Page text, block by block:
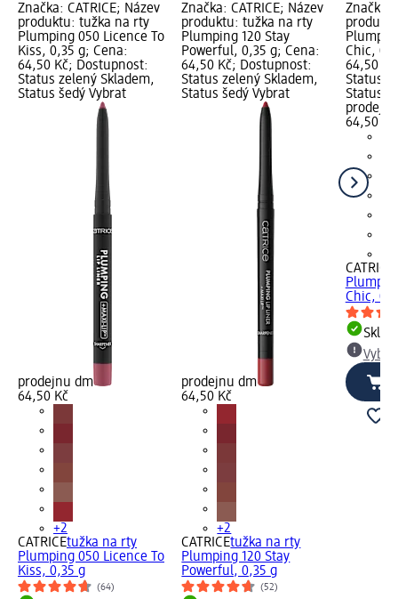
Značka: CATRICE; Název
produktu: tužka na rty
Plumping 050 Licence To
Kiss, 0,35 g; Cena:
64,50 Kč; Dostupnost:
Status zelený Skladem,
Status šedý Vybrat
prodejnu dm
64,50 Kč
+2
CATRICEtužka na rty
Plumping 050 Licence To
Kiss, 0,35 g
(64)
Značka: CATRICE; Název
produktu: tužka na rty
Plumping 120 Stay
Powerful, 0,35 g; Cena:
64,50 Kč; Dostupnost:
Status zelený Skladem,
Status šedý Vybrat
prodejnu dm
64,50 Kč
+2
CATRICEtužka na rty
Plumping 120 Stay
Powerful, 0,35 g
(52)
Značka:
Chic,
64,50
Status
Status
64,50 Kč
CATRICE
Chic,